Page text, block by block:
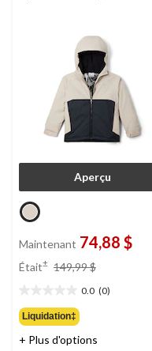
Aperçu
Maintenant 74,88 $
Était± 149,99 $
149,99 $
0.0 (0)
étoile(s)
sur
5.
Liquidation‡
+ Plus d'options